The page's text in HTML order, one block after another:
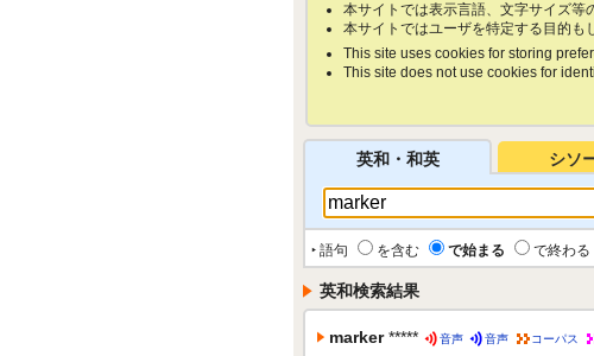
本サイトでは表示言語、文字サイズ等
本サイトではユーザを特定する目的も
This site uses cookies for storing
This site does not use cookies for
英和・和英 シソ
‣ 語句 を含む で始まる で終わる
英和検索結果
marker ***** 音声 音声 コーパス